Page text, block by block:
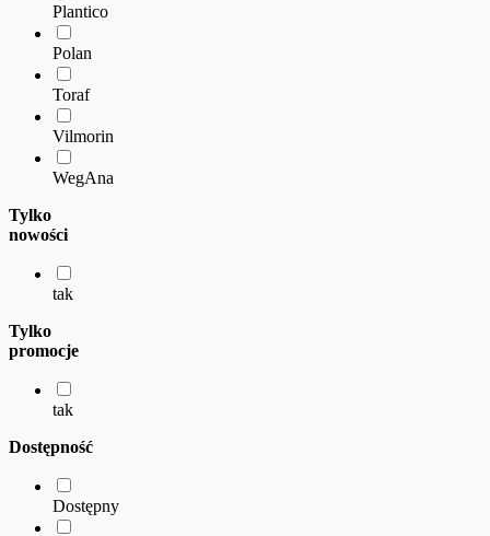
Plantico
Polan
Toraf
Vilmorin
WegAna
Tylko
nowości
tak
Tylko
promocje
tak
Dostępność
Dostępny